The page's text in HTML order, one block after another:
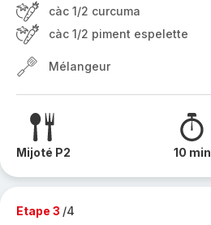
càc 1/2 curcuma
càc 1/2 piment espelette
Mélangeur
Mijoté P2 10 min
Etape 3 /4